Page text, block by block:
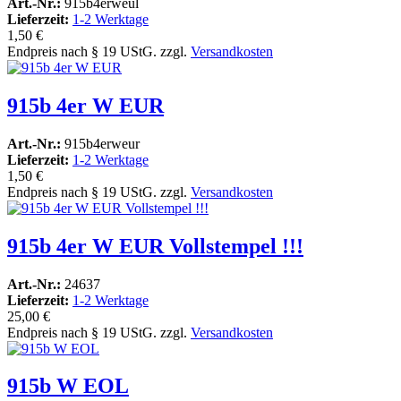
Art.-Nr.: 915b4erweul
Lieferzeit: 1-2 Werktage
1,50 €
Endpreis nach § 19 UStG. zzgl. Versandkosten
915b 4er W EUR
Art.-Nr.: 915b4erweur
Lieferzeit: 1-2 Werktage
1,50 €
Endpreis nach § 19 UStG. zzgl. Versandkosten
915b 4er W EUR Vollstempel !!!
Art.-Nr.: 24637
Lieferzeit: 1-2 Werktage
25,00 €
Endpreis nach § 19 UStG. zzgl. Versandkosten
915b W EOL